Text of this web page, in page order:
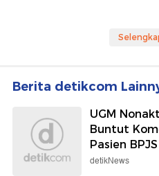
Berita detikcom
UGM
Buntut
Pasien BPJS
detikNews